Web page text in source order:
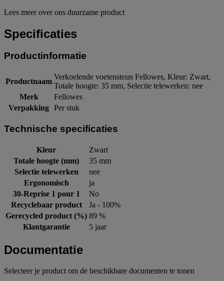
Lees meer over ons duurzame product
Specificaties
Productinformatie
Productnaam
Verkoelende voetensteun Fellowes, Kleur: Zwart,
Totale hoogte: 35 mm, Selectie telewerken: nee
Merk
Fellowes
Verpakking Per stuk
Technische specificaties
Kleur
Zwart
Totale hoogte (mm)
35 mm
Selectie telewerken
nee
Ergonomisch
ja
30-Reprise 1 pour 1
No
Recyclebaar product
Ja - 100%
Gerecycled product (%) 89 %
Klantgarantie
5 jaar
Documentatie
Selecteer je product om de beschikbare documenten te tonen